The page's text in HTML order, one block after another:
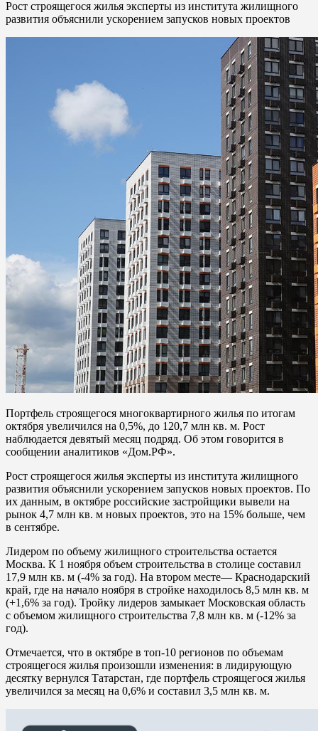
Рост строящегося жилья эксперты из института жилищного
развития объяснили ускорением запусков новых проектов
Портфель строящегося многоквартирного жилья по итогам
октября увеличился на 0,5%, до 120,7 млн кв. м. Рост
наблюдается девятый месяц подряд. Об этом говорится в
сообщении аналитиков «Дом.РФ».
Рост строящегося жилья эксперты из института жилищного
развития объяснили ускорением запусков новых проектов. По
их данным, в октябре российские застройщики вывели на
рынок 4,7 млн кв. м новых проектов, это на 15% больше, чем
в сентябре.
Лидером по объему жилищного строительства остается
Москва. К 1 ноября объем строительства в столице составил
17,9 млн кв. м (-4% за год). На втором месте— Краснодарский
край, где на начало ноября в стройке находилось 8,5 млн кв. м
(+1,6% за год). Тройку лидеров замыкает Московская область
с объемом жилищного строительства 7,8 млн кв. м (-12% за
год).
Отмечается, что в октябре в топ-10 регионов по объемам
строящегося жилья произошли изменения: в лидирующую
десятку вернулся Татарстан, где портфель строящегося жилья
увеличился за месяц на 0,6% и составил 3,5 млн кв. м.